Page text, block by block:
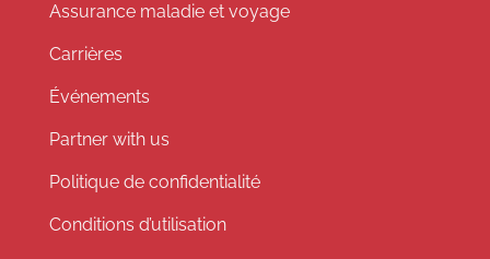
Assurance maladie et voyage
Carrières
Événements
Partner with us
Politique de confidentialité
Conditions d’utilisation